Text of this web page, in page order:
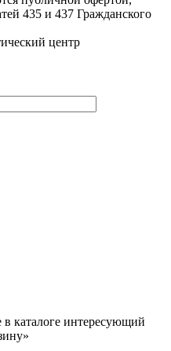
435 и 437 Гражданского
центр
в каталоге интересующий